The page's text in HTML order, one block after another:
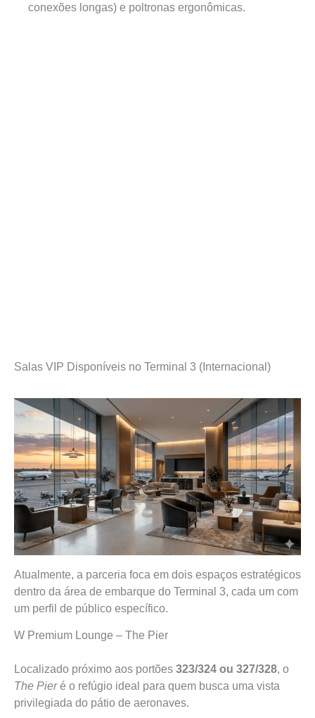
conexões longas) e poltronas ergonômicas.
Salas VIP Disponíveis no Terminal 3 (Internacional)
Atualmente, a parceria foca em dois espaços estratégicos
dentro da área de embarque do Terminal 3, cada um com
um perfil de público específico.
W Premium Lounge – The Pier
Localizado próximo aos portões 323/324 ou 327/328, o
The Pieré o refúgio ideal para quem busca uma vista
privilegiada do pátio de aeronaves.